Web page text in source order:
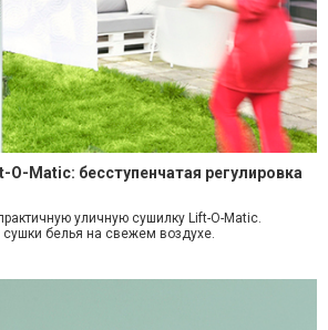
Matic: бесступенчатая регулировка
уличную сушилку Lift-O-Matic.
белья на свежем воздухе.